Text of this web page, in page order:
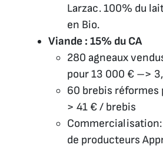
Larzac. 100% du
en Bio.
Viande : 15% du CA
280 agneaux
pour 13 000 € –>
60 brebis réformes
> 41 € / brebis
de producteurs